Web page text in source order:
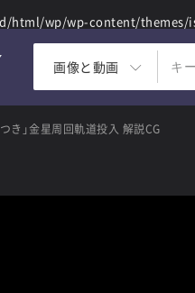
html/wp/wp-content/themes/
画像と動画
き」金星周回軌道投入 解説CG